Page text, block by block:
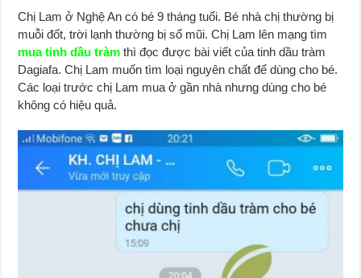
Chị Lam ở Nghệ An có bé 9 tháng tuổi. Bé nhà chị thường bị
muỗi đốt, trời lạnh thường bị sổ mũi. Chị Lam lên mạng tìm
mua tinh dầu tràm thì đọc được bài viết của tinh dầu tràm
Dagiafa. Chị Lam muốn tìm loại nguyên chất để dùng cho bé.
Các loại trước chị Lam mua ở gần nhà nhưng dùng cho bé
không có hiệu quả.